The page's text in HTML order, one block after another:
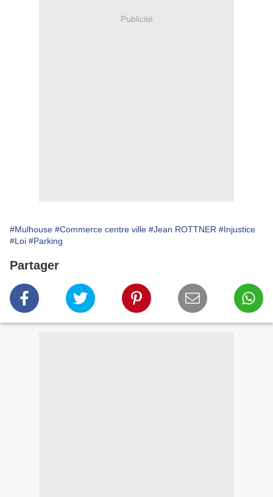
Publicité
#Mulhouse #Commerce centre ville #Jean ROTTNER #Injustice
#Loi #Parking
Partager